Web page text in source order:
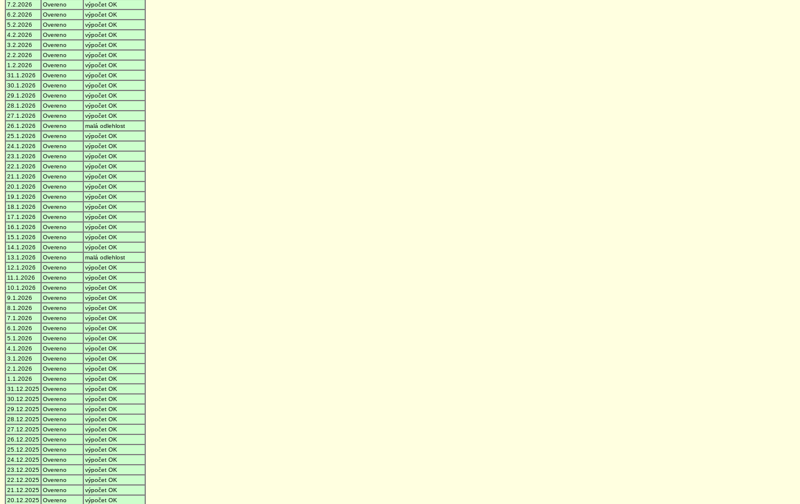
7.2.2026
Overeno
výpočet OK
6.2.2026
Overeno
výpočet OK
5.2.2026
Overeno
výpočet OK
4.2.2026
Overeno
výpočet OK
3.2.2026
Overeno
výpočet OK
2.2.2026
Overeno
výpočet OK
1.2.2026
Overeno
výpočet OK
31.1.2026
Overeno
výpočet OK
30.1.2026
Overeno
výpočet OK
29.1.2026
Overeno
výpočet OK
28.1.2026
Overeno
výpočet OK
27.1.2026
Overeno
výpočet OK
26.1.2026
Overeno
malá odlehlost
25.1.2026
Overeno
výpočet OK
24.1.2026
Overeno
výpočet OK
23.1.2026
Overeno
výpočet OK
22.1.2026
Overeno
výpočet OK
21.1.2026
Overeno
výpočet OK
20.1.2026
Overeno
výpočet OK
19.1.2026
Overeno
výpočet OK
18.1.2026
Overeno
výpočet OK
17.1.2026
Overeno
výpočet OK
16.1.2026
Overeno
výpočet OK
15.1.2026
Overeno
výpočet OK
14.1.2026
Overeno
výpočet OK
13.1.2026
Overeno
malá odlehlost
12.1.2026
Overeno
výpočet OK
11.1.2026
Overeno
výpočet OK
10.1.2026
Overeno
výpočet OK
9.1.2026
Overeno
výpočet OK
8.1.2026
Overeno
výpočet OK
7.1.2026
Overeno
výpočet OK
6.1.2026
Overeno
výpočet OK
5.1.2026
Overeno
výpočet OK
4.1.2026
Overeno
výpočet OK
3.1.2026
Overeno
výpočet OK
2.1.2026
Overeno
výpočet OK
1.1.2026
Overeno
výpočet OK
31.12.2025 Overeno
výpočet OK
30.12.2025 Overeno
výpočet OK
29.12.2025 Overeno
výpočet OK
28.12.2025 Overeno
výpočet OK
27.12.2025 Overeno
výpočet OK
26.12.2025 Overeno
výpočet OK
25.12.2025 Overeno
výpočet OK
24.12.2025 Overeno
výpočet OK
23.12.2025 Overeno
výpočet OK
22.12.2025 Overeno
výpočet OK
21.12.2025 Overeno
výpočet OK
20.12.2025 Overeno výpočet OK